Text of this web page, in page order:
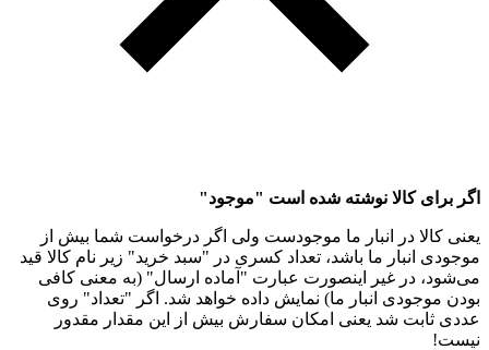
اگر برای کالا نوشته شده است "موجود"
یعنی کالا در انبار ما موجودست ولی اگر درخواست شما بیش از
موجودی انبار ما باشد، تعداد کسری در "سبد خرید" زیر نام کالا قید
می‌شود، در غیر اینصورت عبارت "آماده ارسال" (به معنی کافی
بودن موجودی انبار ما) نمایش داده خواهد شد. اگر "تعداد" روی
عددی ثابت شد یعنی امکان سفارش بیش از این مقدار مقدور
نیست!